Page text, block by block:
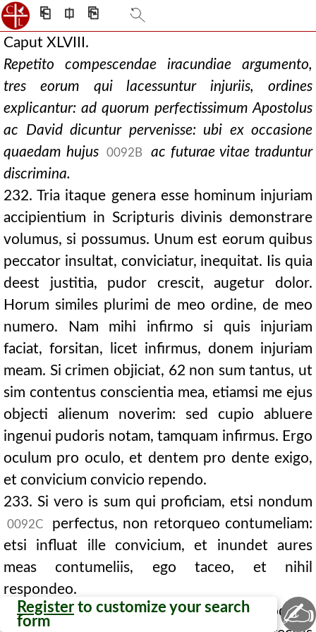
⎗ ⎅ ⎘
Caput XLVIII.
Repetito compescendae iracundiae argumento,
tres eorum qui lacessuntur injuriis, ordines
explicantur: ad quorum perfectissimum Apostolus
ac David dicuntur pervenisse: ubi ex occasione
quaedam hujus
0092B
ac futurae vitae traduntur
discrimina.
232. Tria itaque genera esse hominum injuriam
accipientium in Scripturis divinis demonstrare
volumus, si possumus. Unum est eorum quibus
peccator insultat, conviciatur, inequitat. Iis quia
deest justitia, pudor crescit, augetur dolor.
Horum similes plurimi de meo ordine, de meo
numero. Nam mihi infirmo si quis injuriam
faciat, forsitan, licet infirmus, donem injuriam
meam. Si crimen objiciat, 62 non sum tantus, ut
sim contentus conscientia mea, etiamsi me ejus
objecti alienum noverim: sed cupio abluere
ingenui pudoris notam, tamquam infirmus. Ergo
oculum pro oculo, et dentem pro dente exigo,
et convicium convicio rependo.
233. Si vero is sum qui proficiam, etsi nondum
0092C
perfectus, non retorqueo contumeliam:
etsi influat ille convicium, et inundet aures
meas contumeliis, ego taceo, et nihil
respondeo.
234. Si vero perfectus sim (verbi gratia loquor,
Register to customize your search
form
✍